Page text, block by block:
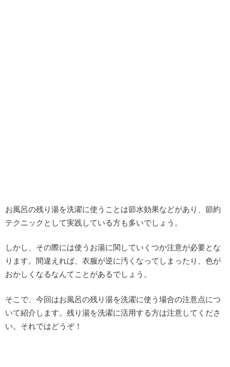
お風呂の残り湯を洗濯に使うことは節水効果などがあり、節約
テクニックとして実践している方も多いでしょう。
しかし、その際には使うお湯に関していくつか注意が必要とな
ります。間違えれば、衣服が逆に汚くなってしまったり、色が
おかしくなるなんてことがあるでしょう。
そこで、今回はお風呂の残り湯を洗濯に使う場合の注意点につ
いて紹介します。残り湯を洗濯に活用する方は注意してくださ
い。それではどうぞ！